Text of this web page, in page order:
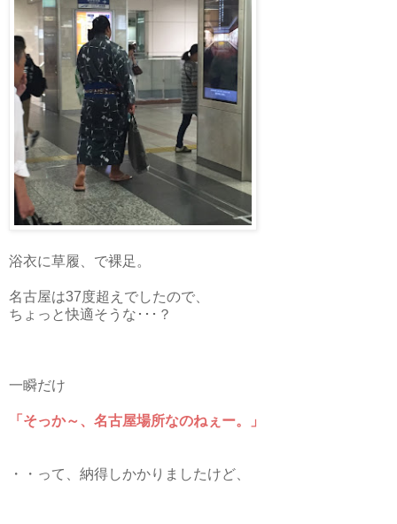
浴衣に草履、で裸足。
名古屋は37度超えでしたので、
ちょっと快適そうな･･･？
一瞬だけ
「そっか～、名古屋場所なのねぇー。」
・・って、納得しかかりましたけど、